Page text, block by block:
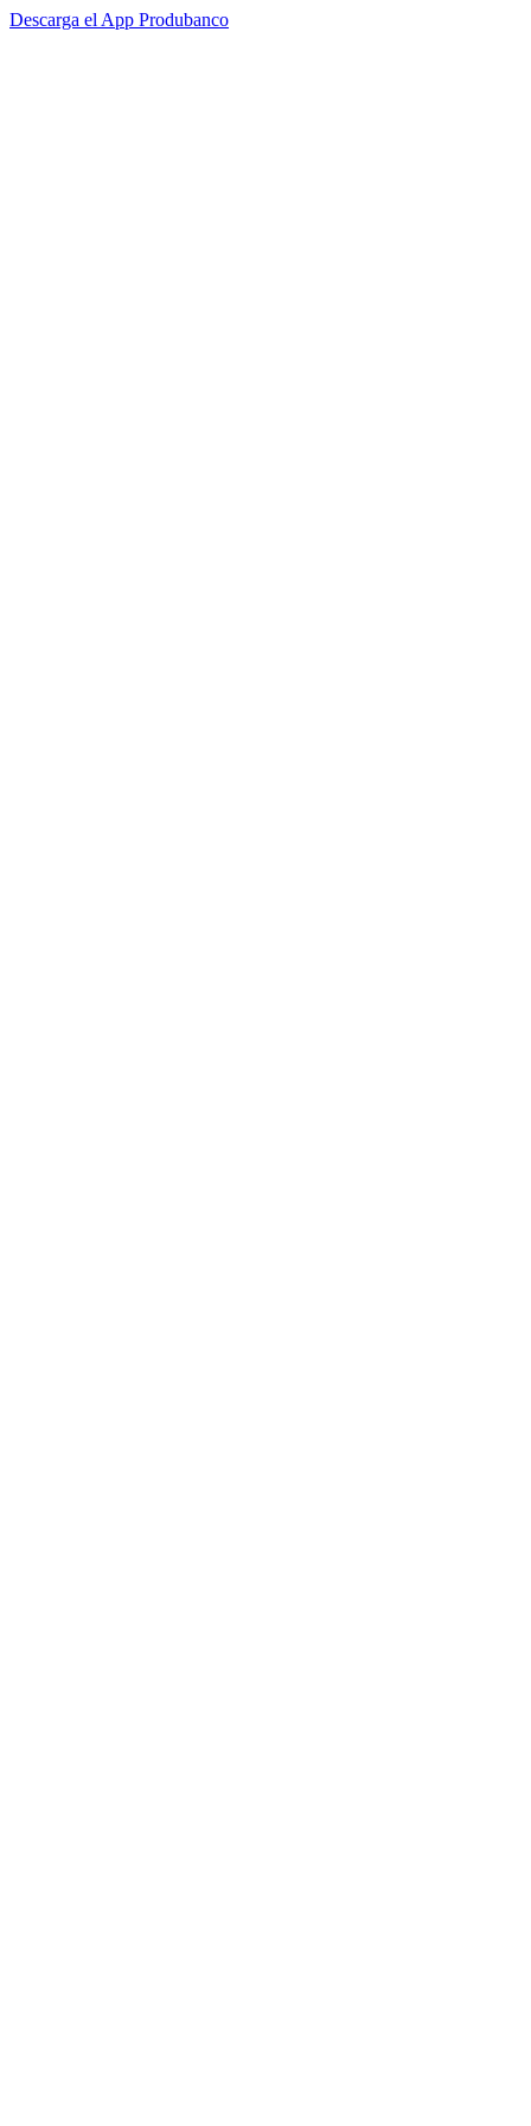
Descarga el App Produbanco